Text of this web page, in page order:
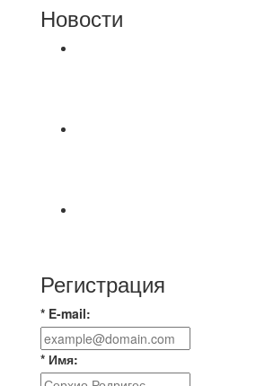
Новости
Регистрация
* E-mail:
* Имя: